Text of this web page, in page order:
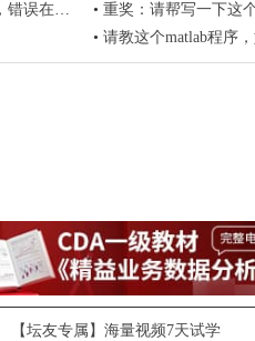
哪里？ • 重奖：请帮写一下这个
• 请教这个matlab程序
【坛友专属】海量视频7天试学